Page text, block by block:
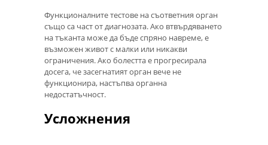
Функционалните тестове на съответния орган
също са част от диагнозата. Ако втвърдяването
на тъканта може да бъде спряно навреме, е
възможен живот с малки или никакви
ограничения. Ако болестта е прогресирала
досега, че засегнатият орган вече не
функционира, настъпва органна
недостатъчност.
Усложнения